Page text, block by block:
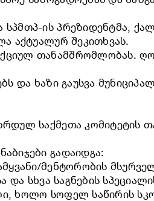
ის პრეზიდენტმა,
აქტუალურ შეკითხვას.
თანამშრომლობას.
და ხაზი გაუსვა
საქმეთა კომიტეტის
გადაიდგა:
მენტორობის
სხვა საგნების
ხოლო სოფელ საწირის